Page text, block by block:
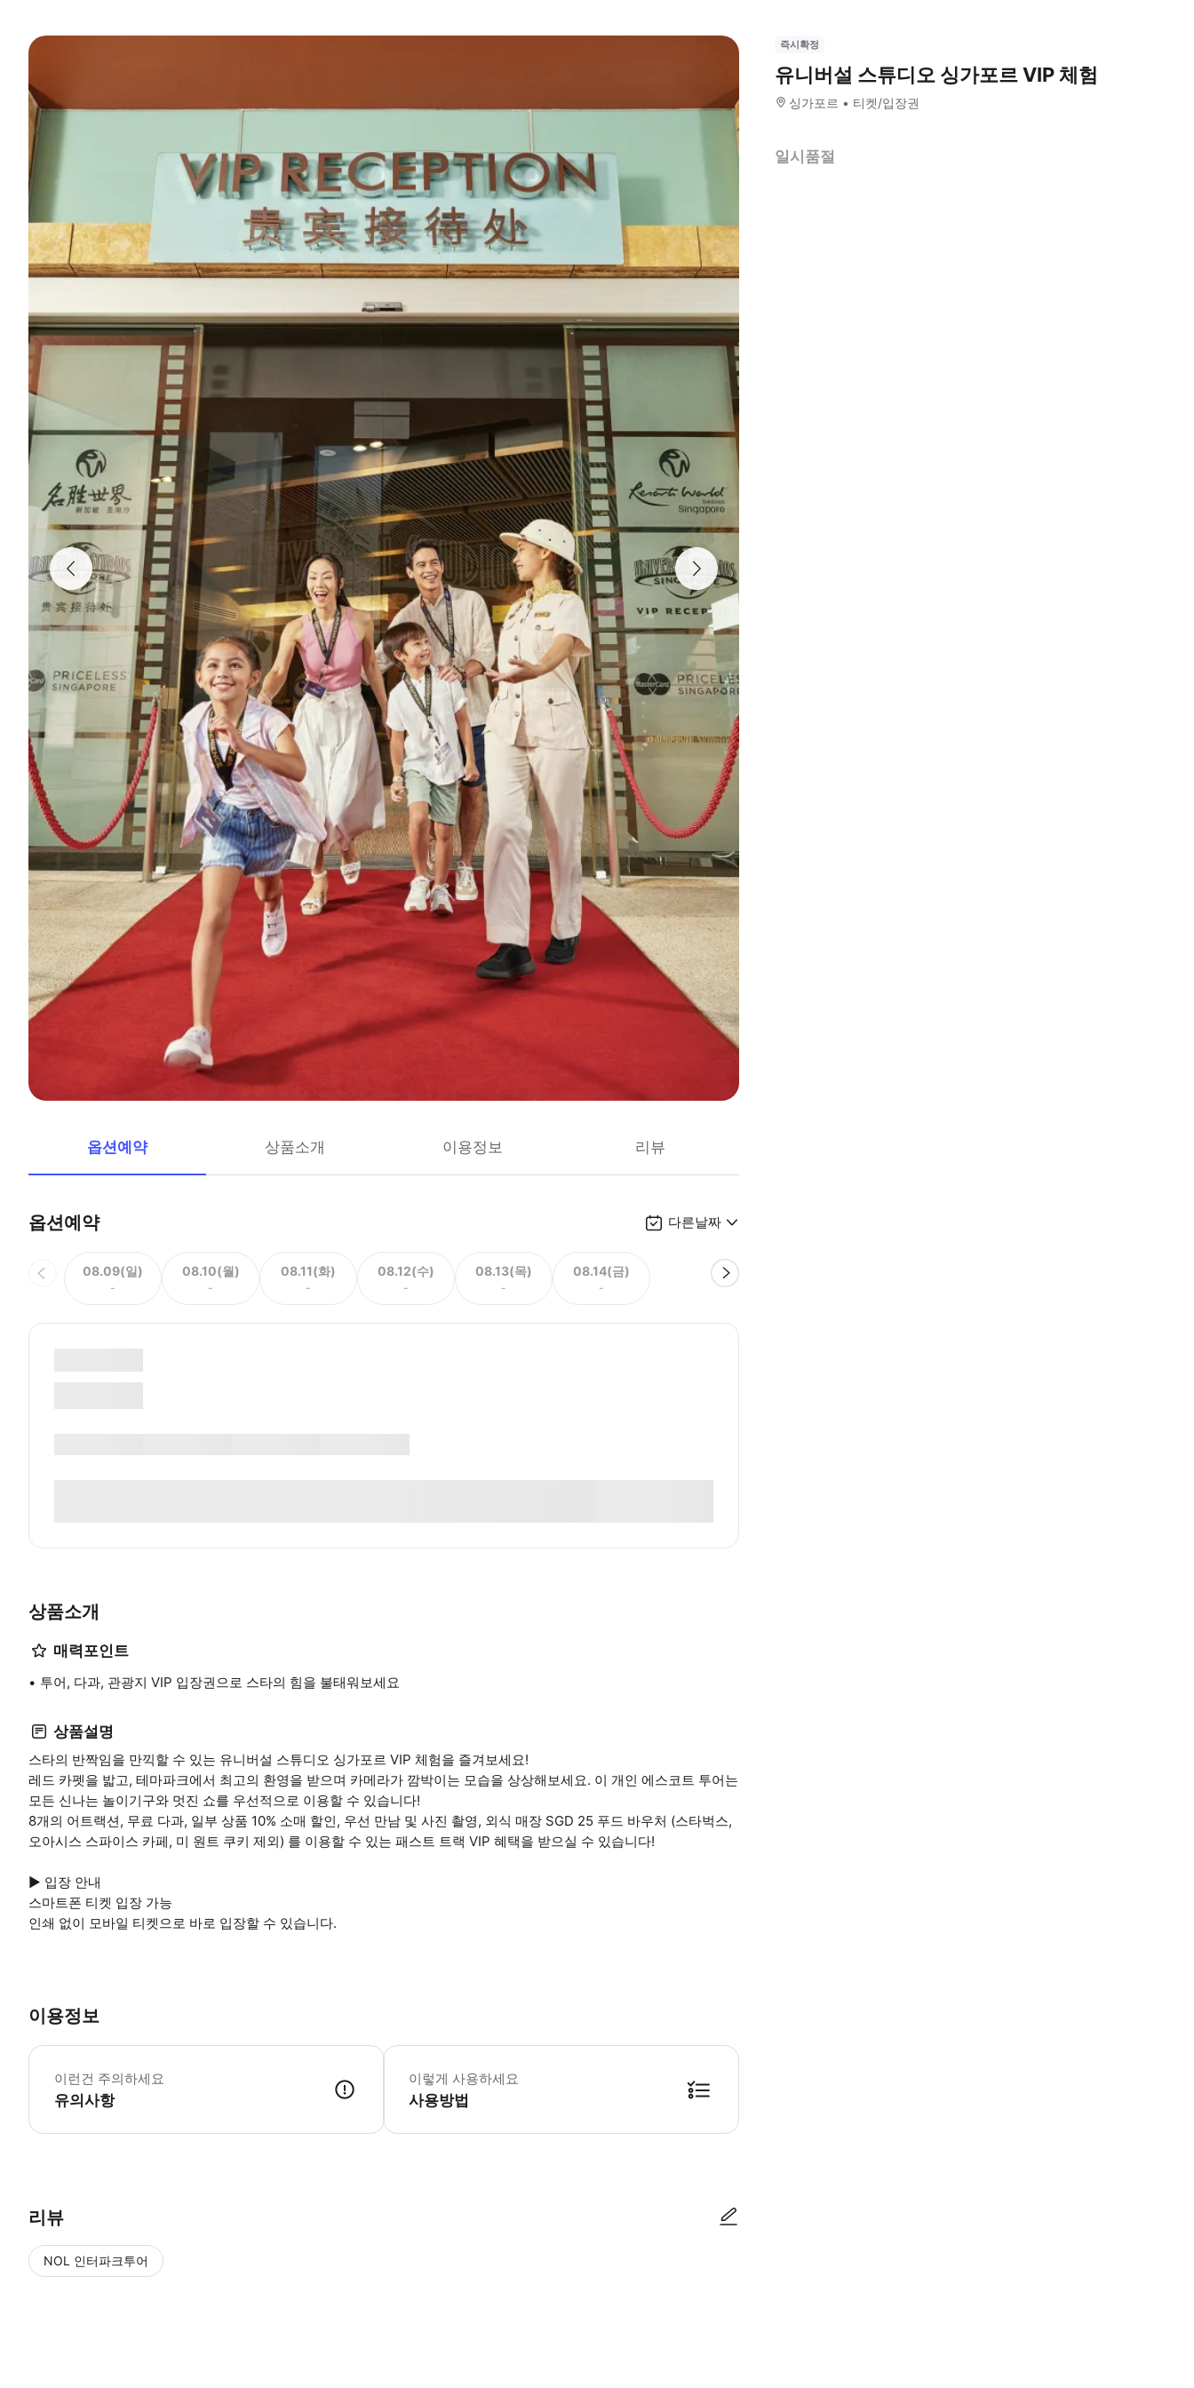
옵션예약 상품소개 이용정보 리뷰
옵션예약 다른날짜
08.09(일)
-
08.10(월)
-
08.11(화)
-
08.12(수)
-
08.13(목)
-
08.14(금)
-
상품소개
매력포인트
투어, 다과, 관광지 VIP 입장권으로 스타의 힘을 불태워보세요
상품설명
스타의 반짝임을 만끽할 수 있는 유니버설 스튜디오 싱가포르 VIP 체험을 즐겨보세요!
레드 카펫을 밟고, 테마파크에서 최고의 환영을 받으며 카메라가 깜박이는 모습을 상상해보세요. 이 개인 에스코트 투어는
모든 신나는 놀이기구와 멋진 쇼를 우선적으로 이용할 수 있습니다!
8개의 어트랙션, 무료 다과, 일부 상품 10% 소매 할인, 우선 만남 및 사진 촬영, 외식 매장 SGD 25 푸드 바우처 (스타벅스,
오아시스 스파이스 카페, 미 원트 쿠키 제외) 를 이용할 수 있는 패스트 트랙 VIP 혜택을 받으실 수 있습니다!
▶ 입장 안내
스마트폰 티켓 입장 가능
인쇄 없이 모바일 티켓으로 바로 입장할 수 있습니다.
이용정보
이런건 주의하세요
유의사항
▶ 꼭 알아두세요 * 유니버설 스튜디오 싱가포르 입장권은 공원 재입장이 허용되지 않습니다. 일단 떠나면 동일한 티켓으로 재입장할 수 없습니다. 유지
이렇게 사용하세요
사용방법
리뷰
NOL 인터파크투어
즉시확정
유니버설 스튜디오 싱가포르 VIP 체험
싱가포르 티켓/입장권
일시품절